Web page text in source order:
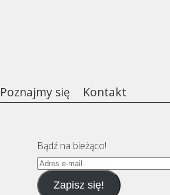
Poznajmy się Kontakt
Bądź na bieżąco!
Adres
e-
mailZapisz się!